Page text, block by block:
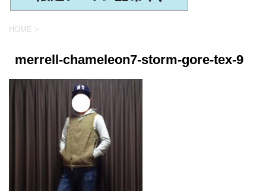
HOME >
merrell-chameleon7-storm-gore-tex-9